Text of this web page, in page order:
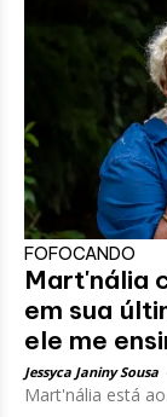
FOFOCANDO
Mart'nália
em sua
ele me
Jessyca Janiny Sousa
Mart'nália está